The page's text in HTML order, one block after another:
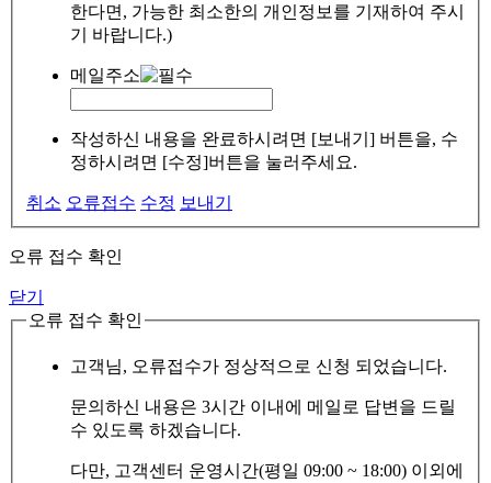
한다면, 가능한 최소한의 개인정보를 기재하여 주시
기 바랍니다.)
메일주소
작성하신 내용을 완료하시려면 [보내기] 버튼을, 수
정하시려면 [수정]버튼을 눌러주세요.
취소 오류접수 수정 보내기
오류 접수 확인
닫기
오류 접수 확인
고객님, 오류접수가 정상적으로 신청 되었습니다.
문의하신 내용은 3시간 이내에 메일로 답변을 드릴
수 있도록 하겠습니다.
다만, 고객센터 운영시간(평일 09:00 ~ 18:00) 이외에